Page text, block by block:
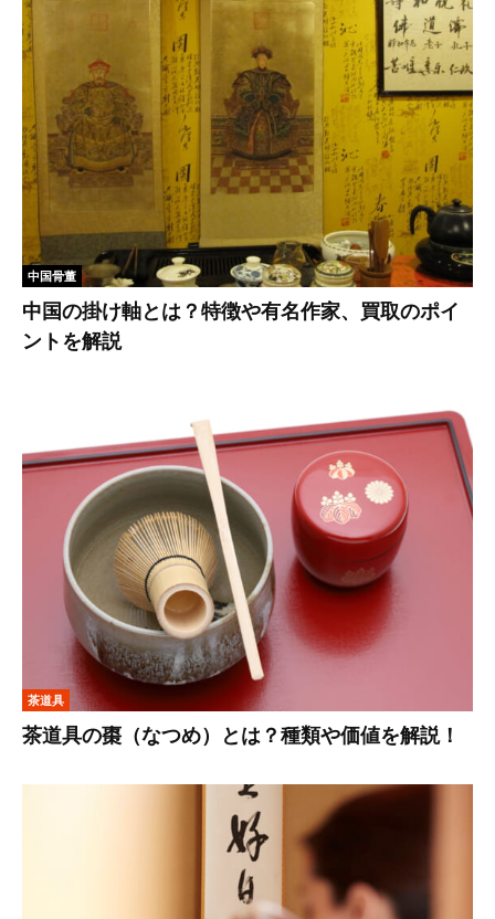
中国骨董
中国の掛け軸とは？特徴や有名作家、買取のポイ
ントを解説
茶道具
茶道具の棗（なつめ）とは？種類や価値を解説！